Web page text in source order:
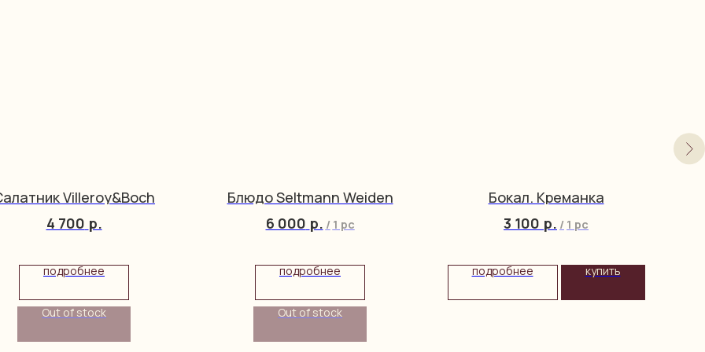
Villeroy&Boch
4 700 р.
подробнее
Out of stock
Блюдо Seltmann Weiden
6 000 р. / 1 pc
подробнее
Out of stock
Бокал. Креманка
3 100 р. / 1 pc
подробнее купить